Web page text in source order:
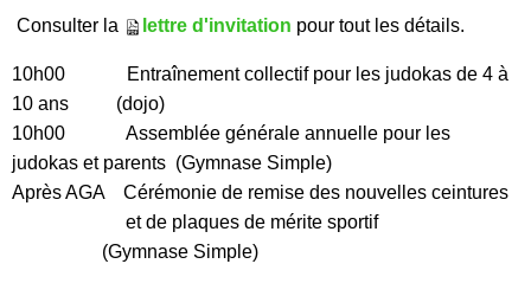
Consulter la lettre d'invitation pour tout les détails.
10h00 Entraînement collectif pour les judokas de 4 à
10 ans (dojo)
10h00 Assemblée générale annuelle pour les
judokas et parents (Gymnase Simple)
Après AGA Cérémonie de remise des nouvelles ceintures
et de plaques de mérite sportif
(Gymnase Simple)